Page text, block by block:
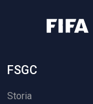
FSGC
Storia